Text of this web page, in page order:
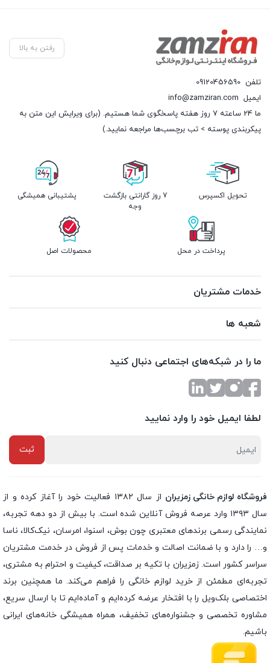
رفتن به بالا
تلفن 09120456590
ایمیل info@zamziran.com
ما 24 ساعته 7 روز هفته پاسخگوی شما هستیم. (برای ویرایش این متن به
پیکربندی پوسته > تب برچسب‌ها مراجعه نمایید.)
تحویل اکسپرس
7 روز گارانتی بازگشت
وجه
پشتیبانی همیشگی
پرداخت در محل محصولات اصل
خدمات مشتریان
شعبه ها
ما را در شبکه‌های اجتماعی دنبال کنید
لطفا ایمیل خود را وارد نمایید
فروشگاه لوازم خانگی زمزیران
از سال ۱۳۸۲ فعالیت خود را آغاز کرده و از
سال ۱۳۹۳ وارد عرصه فروش آنلاین شده است. با بیش از دو دهه تجربه،
نمایندگی رسمی برندهای معتبری چون بوش، اسنوا، امرسان، نیک‌کالا، ناسا
و… را دارد و با ضمانت اصالت و خدمات پس از فروش در خدمت مشتریان
سراسر کشور است. زمزیران با تکیه بر صداقت، کیفیت و احترام به مشتری،
تجربه‌ای مطمئن از خرید لوازم خانگی را فراهم می‌کند. ما همچنین برند
اختصاصی بلک‌ویل را با افتخار عرضه کرده‌ایم و آماده‌ایم تا با ارسال سریع،
مشاوره تخصصی و جشنواره‌های تخفیف، همراه همیشگی خانه‌های ایرانی
باشیم.